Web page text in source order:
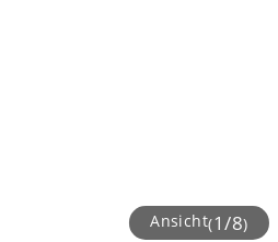
Ansicht(1/8)